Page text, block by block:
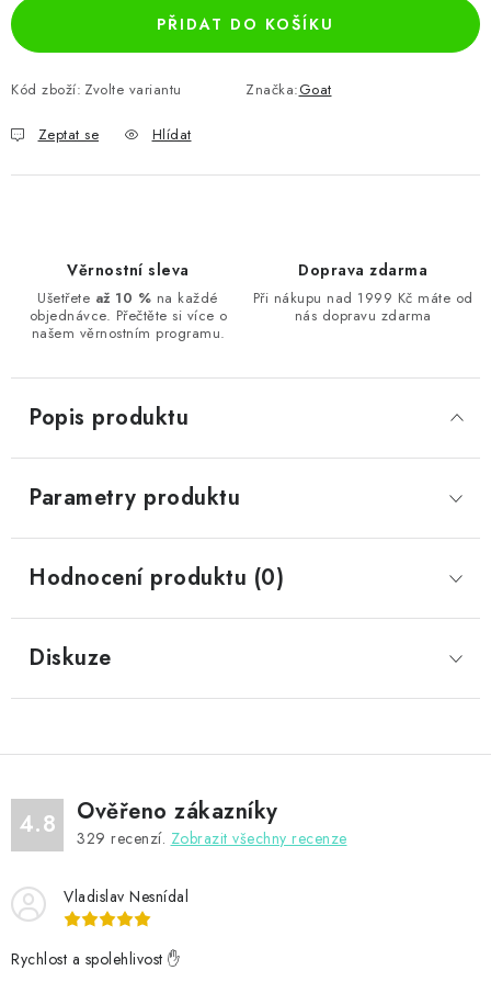
PŘIDAT DO KOŠÍKU
Kód zboží: Zvolte variantu Značka:Goat
Zeptat se Hlídat
Věrnostní sleva
Ušetřete až 10 % na každé
objednávce. Přečtěte si více o
našem věrnostním programu.
Doprava zdarma
Při nákupu nad 1999 Kč máte od
nás dopravu zdarma
Popis produktu
Parametry produktu
Hodnocení produktu (0)
Diskuze
4.8 Ověřeno zákazníky
329 recenzí. Zobrazit všechny recenze
Vladislav Nesnídal
Rychlost a spolehlivost ✋